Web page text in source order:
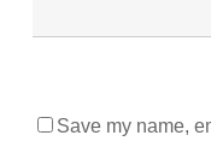
Save my name,